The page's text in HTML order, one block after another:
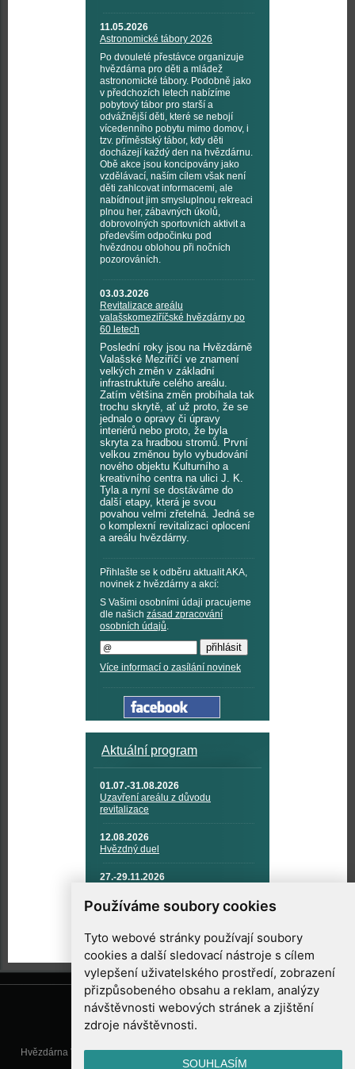
Používáme soubory cookies
Tyto webové stránky používají soubory
cookies a další sledovací nástroje s cílem
vylepšení uživatelského prostředí, zobrazení
přizpůsobeného obsahu a reklam, analýzy
návštěvnosti webových stránek a zjištění
zdroje návštěvnosti.
SOUHLASÍM
11.05.2026
Astronomické tábory 2026
Po dvouleté přestávce organizuje
hvězdárna pro děti a mládež
astronomické tábory. Podobně jako
v předchozích letech nabízíme
pobytový tábor pro starší a
odvážnější děti, které se nebojí
vícedenního pobytu mimo domov, i
tzv. příměstský tábor, kdy děti
docházejí každý den na hvězdárnu.
Obě akce jsou koncipovány jako
vzdělávací, naším cílem však není
děti zahlcovat informacemi, ale
nabídnout jim smysluplnou rekreaci
plnou her, zábavných úkolů,
dobrovolných sportovních aktivit a
především odpočinku pod
hvězdnou oblohou při nočních
pozorováních.
03.03.2026
Revitalizace areálu
valašskomeziříčské hvězdárny po
60 letech
Poslední roky jsou na Hvězdárně
Valašské Meziříčí ve znamení
velkých změn v základní
infrastruktuře celého areálu.
Zatím většina změn probíhala tak
trochu skrytě, ať už proto, že se
jednalo o opravy či úpravy
interiérů nebo proto, že byla
skryta za hradbou stromů. První
velkou změnou bylo vybudování
nového objektu Kulturního a
kreativního centra na ulici J. K.
Tyla a nyní se dostáváme do
další etapy, která je svou
povahou velmi zřetelná. Jedná se
o komplexní revitalizaci oplocení
a areálu hvězdárny.
Přihlašte se k odběru aktualit AKA,
novinek z hvězdárny a akcí:
S Vašimi osobními údaji pracujeme
dle našich zásad zpracování
osobních údajů.
Více informací o zasílání novinek
Aktuální program
01.07.-31.08.2026
Uzavření areálu z důvodu
revitalizace
12.08.2026
Hvězdný duel
27.-29.11.2026
TECHNIKA A KOSMICKÉ
TECHNOLOGIE
Hvězdárna Valašské Meziříčí, příspěvková organizace, Vsetínská 78, 757